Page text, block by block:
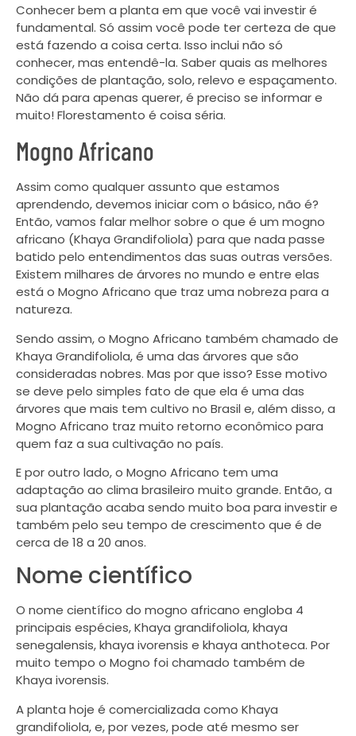
Conhecer bem a planta em que você vai investir é
fundamental. Só assim você pode ter certeza de que
está fazendo a coisa certa. Isso inclui não só
conhecer, mas entendê-la. Saber quais as melhores
condições de plantação, solo, relevo e espaçamento.
Não dá para apenas querer, é preciso se informar e
muito! Florestamento é coisa séria.
Mogno Africano
Assim como qualquer assunto que estamos
aprendendo, devemos iniciar com o básico, não é?
Então, vamos falar melhor sobre o que é um mogno
africano (Khaya Grandifoliola) para que nada passe
batido pelo entendimentos das suas outras versões.
Existem milhares de árvores no mundo e entre elas
está o Mogno Africano que traz uma nobreza para a
natureza.
Sendo assim, o Mogno Africano também chamado de
Khaya Grandifoliola, é uma das árvores que são
consideradas nobres. Mas por que isso? Esse motivo
se deve pelo simples fato de que ela é uma das
árvores que mais tem cultivo no Brasil e, além disso, a
Mogno Africano traz muito retorno econômico para
quem faz a sua cultivação no país.
E por outro lado, o Mogno Africano tem uma
adaptação ao clima brasileiro muito grande. Então, a
sua plantação acaba sendo muito boa para investir e
também pelo seu tempo de crescimento que é de
cerca de 18 a 20 anos.
Nome científico
O nome científico do mogno africano engloba 4
principais espécies, Khaya grandifoliola, khaya
senegalensis, khaya ivorensis e khaya anthoteca. Por
muito tempo o Mogno foi chamado também de
Khaya ivorensis.
A planta hoje é comercializada como Khaya
grandifoliola, e, por vezes, pode até mesmo ser